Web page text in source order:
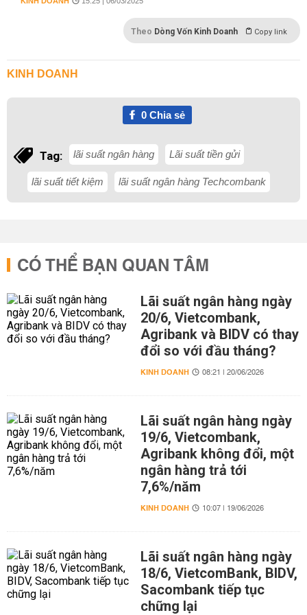
Theo Dòng Vốn Kinh Doanh Copy link
KINH DOANH
0Chia sẻ
Tag: lãi suất ngân hàng Lãi suất tiền gửi
lãi suất tiết kiệm lãi suất ngân hàng Techcombank
CÓ THỂ BẠN QUAN TÂM
Lãi suất ngân hàng ngày
20/6, Vietcombank,
Agribank và BIDV có thay
đổi so với đầu tháng?
KINH DOANH 08:21 | 20/06/2026
Lãi suất ngân hàng ngày
19/6, Vietcombank,
Agribank không đổi, một
ngân hàng trả tới
7,6%/năm
KINH DOANH 10:07 | 19/06/2026
Lãi suất ngân hàng ngày
18/6, VietcomBank, BIDV,
Sacombank tiếp tục
chững lại